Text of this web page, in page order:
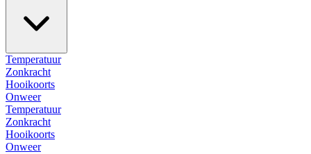
Temperatuur
Zonkracht
Hooikoorts
Onweer
Temperatuur
Zonkracht
Hooikoorts
Onweer